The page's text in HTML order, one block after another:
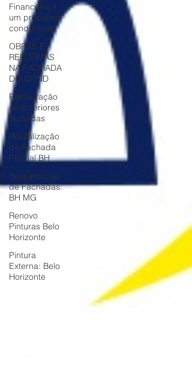
Financeira é
um problema
condomínio
OBRAS E
REFORMAS
NA FACHADA
DO COND
Restauração
de exteriores
fachadas
Revitalização
de Fachada
Predial BH
Revitalização
de Fachadas:
BH MG
Renovo
Pinturas Belo
Horizonte
Pintura
Externa: Belo
Horizonte